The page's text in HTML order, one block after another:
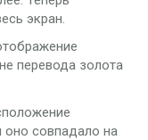
экран.
перевода золота
оно совпадало на